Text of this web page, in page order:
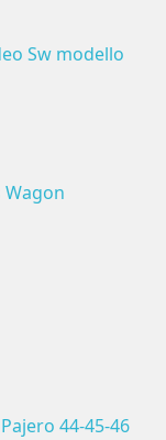
Sw modello
Wagon
44-45-46